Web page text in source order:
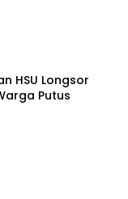
HSU Longsor
Putus